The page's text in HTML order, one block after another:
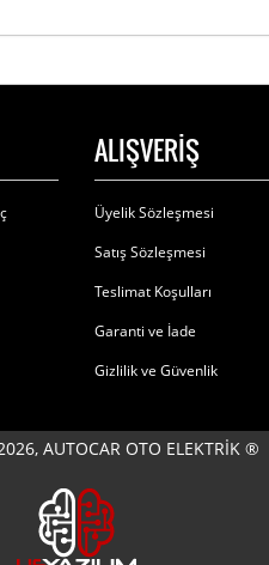
ALIŞVERİŞ
Üyelik Sözleşmesi
Satış Sözleşmesi
Teslimat Koşulları
Garanti ve İade
Gizlilik ve Güvenlik
AUTOCAR OTO ELEKTRİK ®